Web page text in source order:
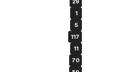
29
1
5
117
11
70